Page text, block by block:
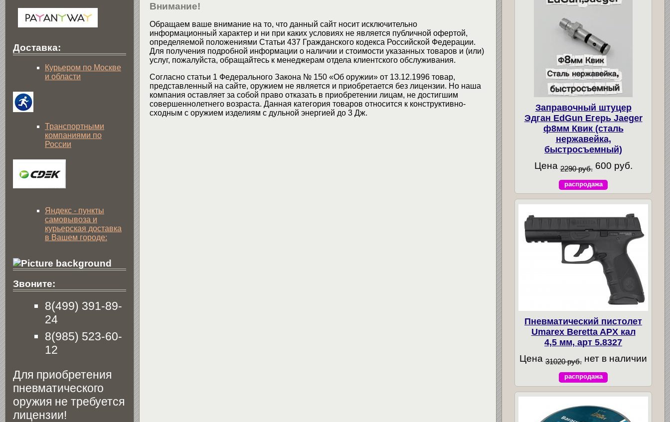
Внимание!
Обращаем ваше внимание на то, что данный сайт носит исключительно
информационный характер и ни при каких условиях не является публичной офертой,
определяемой положениями Статьи 437 Гражданского кодекса Российской Федерации.
Для получения подробной информации о наличии и стоимости указанных товаров и (или)
услуг, пожалуйста, обращайтесь к менеджерам отдела клиентского обслуживания.
Согласно статьи 1 Федерального Закона № 150 «Об оружии» от 13.12.1996 товар,
представленный на сайте, оружием не является и приобретается без лицензии. Но наша
компания оставляет за собой право отказать в приобретении лицам, не достигшим
совершеннолетнего возраста. Данная категория товаров относится к конструктивно-
сходным с оружием изделиям с дульной энергией до 3 Дж.
Доставка:
Курьером по Москве
и области
Транспортными
компаниями по
России
Яндекс - пункты
самовывоза и
курьерская доставка
в Вашем городе:
Звоните:
8(499) 391-89-
24
8(985) 523-60-
12
Для приобретения
пневматического
оружия не требуется
лицензии!
Заправочный штуцер
Эдган EdGun Егерь Jaeger
ф8мм Квик (сталь
нержавейка,
быстросъемный)
Цена 2290 руб. 600 руб.
распродажа
Пневматический пистолет
Umarex Beretta APX кал
4,5 мм, арт 5.8327
Цена31020 руб. нет в наличии
распродажа